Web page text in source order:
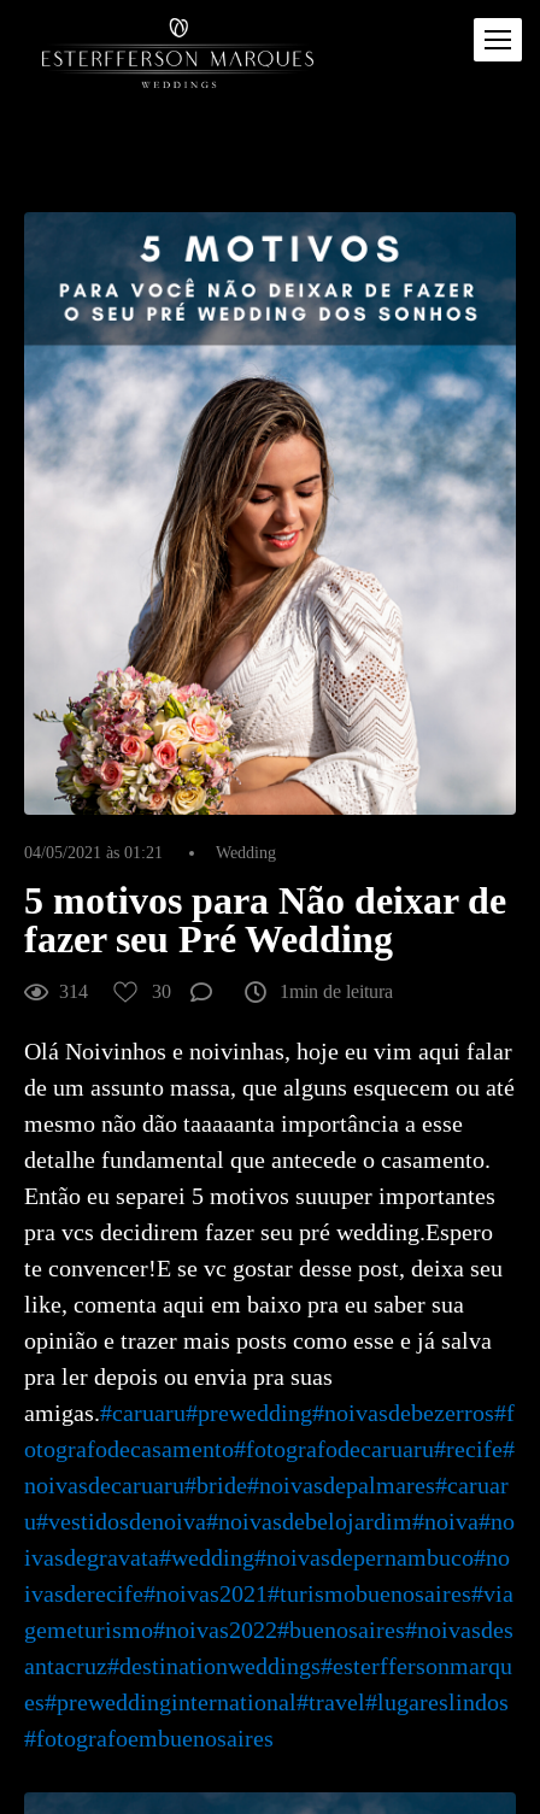
04/05/2021 às 01:21 Wedding
5 motivos para Não deixar de
fazer seu Pré Wedding
314 30 1min de leitura
Olá Noivinhos e noivinhas, hoje eu vim aqui falar
de um assunto massa, que alguns esquecem ou até
mesmo não dão taaaaanta importância a esse
detalhe fundamental que antecede o casamento.
Então eu separei 5 motivos suuuper importantes
pra vcs decidirem fazer seu pré wedding.Espero
te convencer!E se vc gostar desse post, deixa seu
like, comenta aqui em baixo pra eu saber sua
opinião e trazer mais posts como esse e já salva
pra ler depois ou envia pra suas
amigas.#caruaru#prewedding#noivasdebezerros#f
otografodecasamento#fotografodecaruaru#recife#
noivasdecaruaru#bride#noivasdepalmares#caruar
u#vestidosdenoiva#noivasdebelojardim#noiva#no
ivasdegravata#wedding#noivasdepernambuco#no
ivasderecife#noivas2021#turismobuenosaires#via
gemeturismo#noivas2022#buenosaires#noivasdes
antacruz#destinationweddings#esterffersonmarqu
es#preweddinginternational#travel#lugareslindos
#fotografoembuenosaires